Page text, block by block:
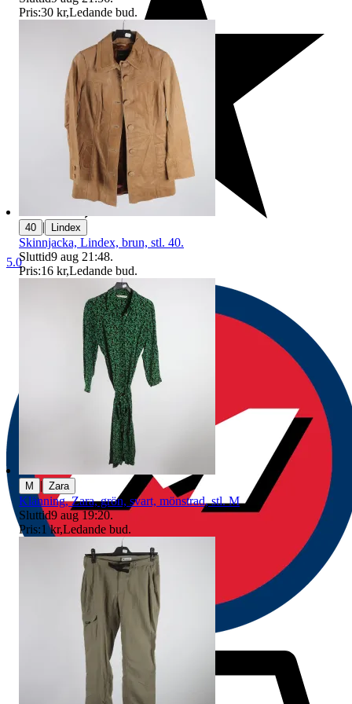
5.0
Pris:30 kr,Ledande bud.
40 | Lindex
Skinnjacka, Lindex, brun, stl. 40.
Sluttid9 aug 21:48.
Pris:16 kr,Ledande bud.
M | Zara
Klänning, Zara, grön, svart, mönstrad, stl. M
Sluttid9 aug 19:20.
Pris:1 kr,Ledande bud.